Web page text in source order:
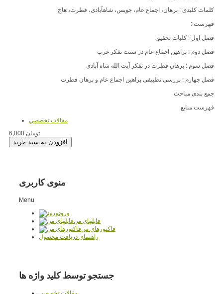
کلمات کلیدی : برهان، اجماع عام، جویس، شاهآبادی، فطرت، هاج
فهرست :
فصل اول : کلیات تحقیق
فصل دوم : براهین اجماع عام در سنت تفکر غرب
فصل سوم : برهان فطرت در تفکر آیت الله شاه آبادی
فصل چهارم : بررسی تطبیقی براهین اجماع عام و برهان فطرت
جمع بندی مباحث
فهرست منابع
مقالات تخصصي
6,000 تومان
منوی کاربری
Menu
ورود
فایلهای من
فاکتورهای من
راهنمای دریافت محصول
جستجو توسط کلید واژه ها